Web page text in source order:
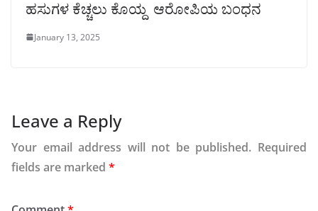
ಹಸುಗಳ ಕೆಚ್ಚಲು ಕೊಯ್ದ ಆರೋಪಿಯ ಬಂಧನ
January 13, 2025
Leave a Reply
Your email address will not be published. Required
fields are marked *